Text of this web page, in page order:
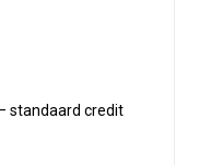
standaard credit